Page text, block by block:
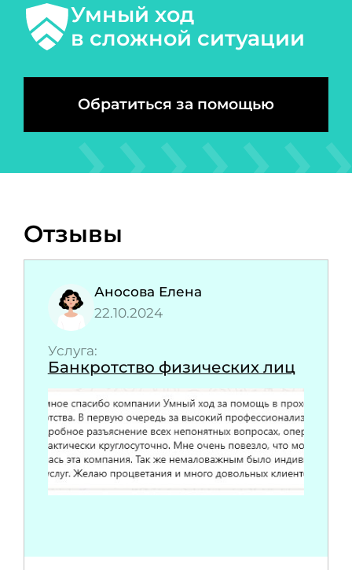
Умный ход
в сложной ситуации
Обратиться за помощью
Отзывы
Аносова Елена
22.10.2024
Услуга:
Банкротство физических лиц